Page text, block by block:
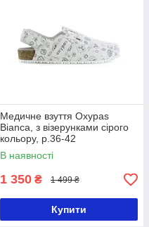
Медичне взуття Oxypas
Bianca, з візерунками сірого
кольору, р.36-42
В наявності
1 350 ₴ 1 499 ₴
Купити